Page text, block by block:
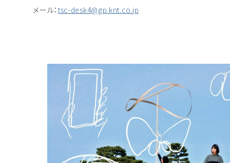
メール： tsc-desk4@gp.knt.co.jp